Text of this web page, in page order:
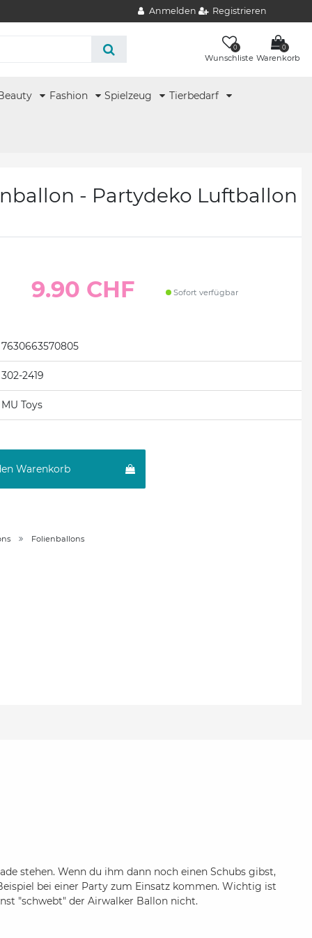
Anmelden Registrieren
0
Wunschliste
0
Warenkorb
Fashion Spielzeug Tierbedarf
- Partydeko Luftballon
9.90 CHF Sofort verfügbar
7630663570805
302-2419
MU Toys
Warenkorb
Folienballons
stehen. Wenn du ihm dann noch einen Schubs gibst,
bei einer Party zum Einsatz kommen. Wichtig ist
"schwebt" der Airwalker Ballon nicht.